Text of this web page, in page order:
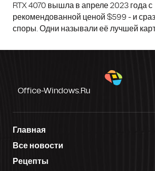
RTX 4070 вышла в апреле 2023 года с
рекомендованной ценой $599 - и
споры. Одни называли её лучшей
Office-Windows.ru
Главная
Все новости
Рецепты